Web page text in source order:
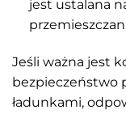
jest ustalana
Jeśli ważna jest
bezpieczeństwo
ładunkami,